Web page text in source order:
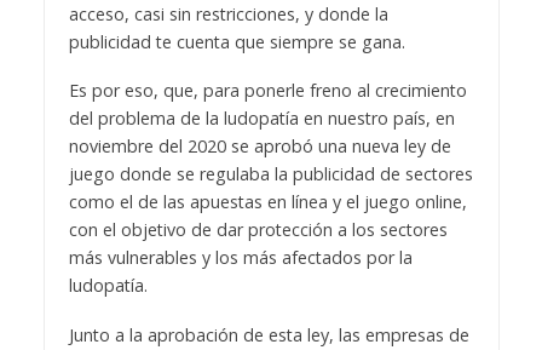
acceso, casi sin restricciones, y donde la
publicidad te cuenta que siempre se gana.
Es por eso, que, para ponerle freno al crecimiento
del problema de la ludopatía en nuestro país, en
noviembre del 2020 se aprobó una nueva ley de
juego donde se regulaba la publicidad de sectores
como el de las apuestas en línea y el juego online,
con el objetivo de dar protección a los sectores
más vulnerables y los más afectados por la
ludopatía.
Junto a la aprobación de esta ley, las empresas de